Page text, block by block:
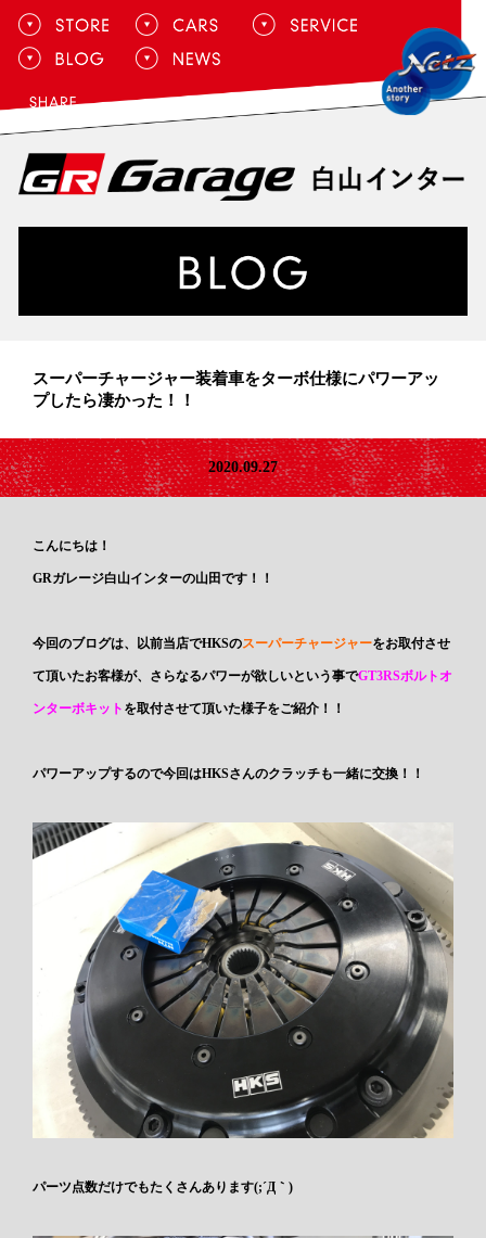
スーパーチャージャー装着車をターボ仕様にパワーアッ
プしたら凄かった！！
2020.09.27
こんにちは！
GRガレージ白山インターの山田です！！
今回のブログは、以前当店でHKSのスーパーチャージャーをお取付させ
て頂いたお客様が、さらなるパワーが欲しいという事でGT3RSボルトオ
ンターボキット を取付させて頂いた様子をご紹介！！
パワーアップするので今回はHKSさんのクラッチも一緒に交換！！
パーツ点数だけでもたくさんあります(;´Д｀)